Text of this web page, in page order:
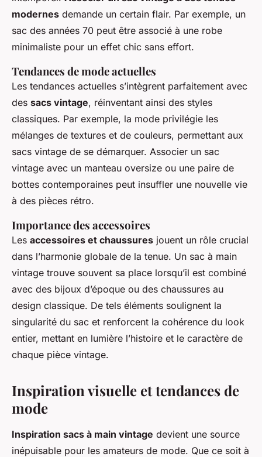
modernes demande un certain flair. Par exemple, un
sac des années 70 peut être associé à une robe
minimaliste pour un effet chic sans effort.
Tendances de mode actuelles
Les tendances actuelles s’intègrent parfaitement avec
des sacs vintage, réinventant ainsi des styles
classiques. Par exemple, la mode privilégie les
mélanges de textures et de couleurs, permettant aux
sacs vintage de se démarquer. Associer un sac
vintage avec un manteau oversize ou une paire de
bottes contemporaines peut insuffler une nouvelle vie
à des pièces rétro.
Importance des accessoires
Les accessoires et chaussures jouent un rôle crucial
dans l’harmonie globale de la tenue. Un sac à main
vintage trouve souvent sa place lorsqu’il est combiné
avec des bijoux d’époque ou des chaussures au
design classique. De tels éléments soulignent la
singularité du sac et renforcent la cohérence du look
entier, mettant en lumière l’histoire et le caractère de
chaque pièce vintage.
Inspiration visuelle et tendances de
mode
Inspiration sacs à main vintage devient une source
inépuisable pour les amateurs de mode. Que ce soit à